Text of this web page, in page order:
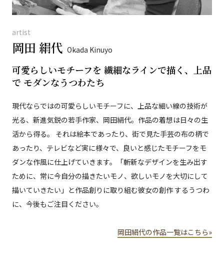
artist
岡田 絹代 Okada Kinuyo
可愛らしいモチーフを 繊細なラインで描く、上品
で モダンなうつわたち
現代ならではの可愛らしいモチーフに、上品な細い線の技術が
光る、新進気鋭の若手作家、岡田絹代。作品の着想は日々の生
活から得る。 それは絵本であったり、街で見た手芸の布の柄で
あったり、テレビなど実に様々で、良いと感じたモチーフをモ
ダンな作風に仕上げていきます。「斬新なデザインを生み出す
ために、常に今自分の描きたいモノ、欲しいモノを大切にして
描いていきたい」と作品創りに取り組む彼女の創作 するうつわ
に、今後もご注目ください。
岡田絹代の作品一覧はこちら»